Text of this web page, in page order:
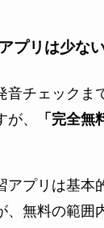
プリは少な
音チェックま
、
「完全
アプリは基本
、無料の範囲